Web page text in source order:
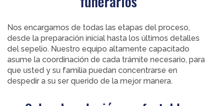
Nos encargamos de todas las etapas del proceso,
desde la preparación inicial hasta los últimos detalles
del sepelio. Nuestro equipo altamente capacitado
asume la coordinación de cada trámite necesario, para
que usted y su familia puedan concentrarse en
despedir a su ser querido de la mejor manera.